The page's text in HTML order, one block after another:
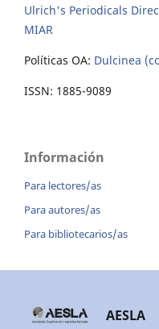
Ulrich's Periodicals
MIAR
Políticas OA: Dulcinea
ISSN: 1885-9089
Información
Para lectores/as
Para autores/as
Para bibliotecarios/as
AESLA